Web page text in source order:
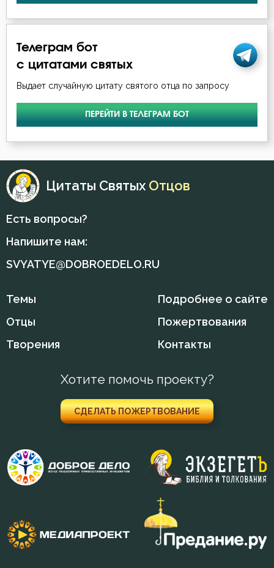
Подвиг
Подготовка к смерти
Покаяние
Помощь Божия
Послушание
Пост
Похвала
Праздник
Празднословие
Праздность
Прелесть
Причастие
Промысел Божий
Прощение
Работа
Радость
Телеграм бот
с цитатами святых
Выдает случайную цитату святого отца по запросу
ПЕРЕЙТИ В ТЕЛЕГРАМ БОТ
Цитаты Святых Отцов
Есть вопросы?
Напишите нам:
SVYATYE@DOBROEDELO.RU
Темы
Отцы
Творения
Подробнее о сайте
Пожертвования
Контакты
Хотите помочь проекту?
СДЕЛАТЬ ПОЖЕРТВОВАНИЕ